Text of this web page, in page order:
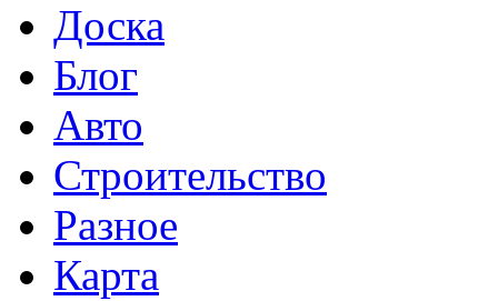
Доска
Блог
Авто
Строительство
Разное
Карта